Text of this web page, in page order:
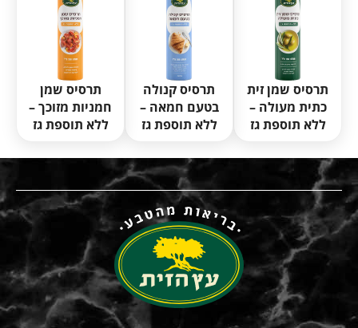
תרסיס שמן זית
כתית מעולה –
ללא תוספת גז
תרסיס קנולה
בטעם חמאה –
ללא תוספת גז
תרסיס שמן
חמניות מזוכך –
ללא תוספת גז